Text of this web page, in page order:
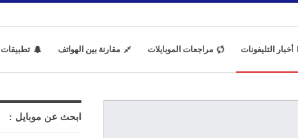
أخبار التليفونات مراجعات الموبايلات مقارنة بين الهواتف تطبيقات
ابحث عن موبايل :